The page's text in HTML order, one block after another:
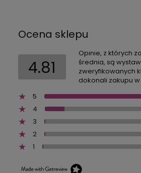
Ocena sklepu
4.81
Opinie, z których
średnia, są
zweryfikowanych
dokonali zakupu
5
4
3
2
1